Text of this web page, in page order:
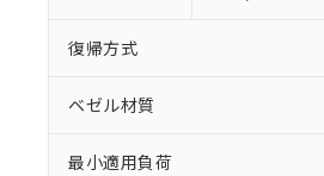
復帰方式
ベゼル材質
最小適用負荷